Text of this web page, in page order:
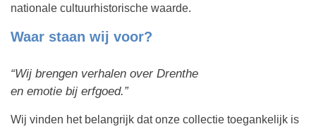
nationale cultuurhistorische waarde.
Waar staan wij voor?
“Wij brengen verhalen over Drenthe
en emotie bij erfgoed.”
Wij vinden het belangrijk dat onze collectie toegankelijk is